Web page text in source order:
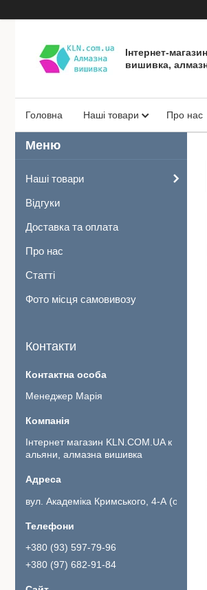
Інтернет-
вишивка,
Головна Наші товари Про нас
Наші товари
Відгуки
Доставка та оплата
Про нас
Статті
Фото місця самовивозу
Контакти
Менеджер Марія
Інтернет магазин KLN.COM.UA к
альяни, алмазна вишивка
вул. Академіка Кримського, 4-А (офіс
+380 (93) 597-79-96
+380 (97) 682-91-84